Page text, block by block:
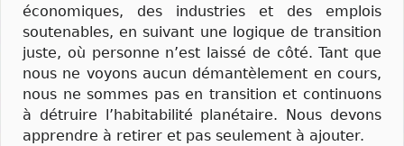
économiques, des industries et des emplois
soutenables, en suivant une logique de transition
juste, où personne n’est laissé de côté. Tant que
nous ne voyons aucun démantèlement en cours,
nous ne sommes pas en transition et continuons
à détruire l’habitabilité planétaire. Nous devons
apprendre à retirer et pas seulement à ajouter.